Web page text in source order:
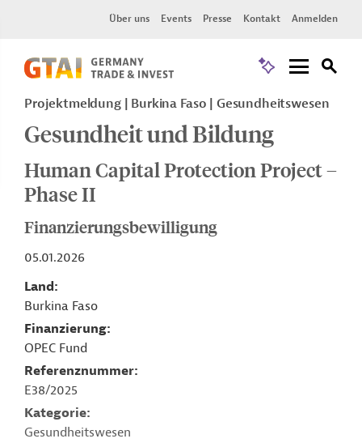
Über uns Events Presse Kontakt Anmelden
Projektmeldung Burkina Faso Gesundheitswesen
Gesundheit und Bildung
Human Capital Protection Project –
Phase II
Finanzierungsbewilligung
05.01.2026
Land
Burkina Faso
Finanzierung
OPEC Fund
Referenznummer
E38/2025
Kategorie
Gesundheitswesen